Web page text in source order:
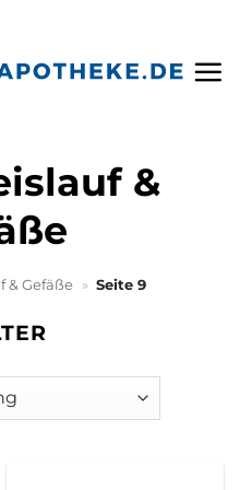
&
& Gefäße » Seite 9